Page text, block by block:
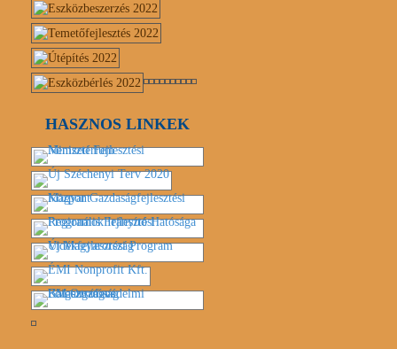
HASZNOS LINKEK